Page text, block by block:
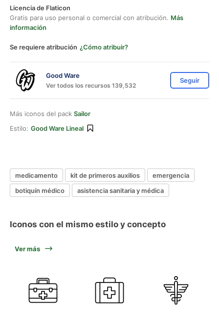
Licencia de Flaticon
Gratis para uso personal o comercial con atribución. Más
información
Se requiere atribución ¿Cómo atribuir?
Good Ware
Ver todos los recursos 139,532
Seguir
Más iconos del pack Sailor
Estilo: Good Ware Lineal
medicamento kit de primeros auxilios
emergencia
botiquín médico
asistencia sanitaria y médica
Iconos con el mismo estilo y concepto
Ver más